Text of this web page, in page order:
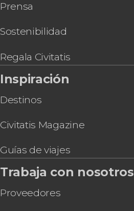
Prensa
Sostenibilidad
Regala Civitatis
Inspiración
Destinos
Civitatis Magazine
Guías de viajes
Trabaja con nosotros
Proveedores